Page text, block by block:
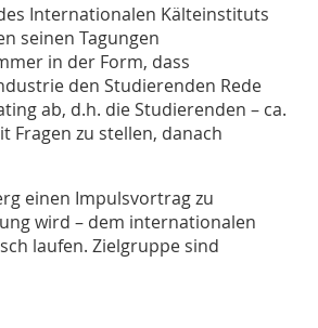
Internationalen Kälteinstituts
seinen Tagungen
in der Form, dass
den Studierenden Rede
ab, d.h. die Studierenden – ca.
Fragen zu stellen, danach
einen Impulsvortrag zu
wird – dem internationalen
laufen. Zielgruppe sind